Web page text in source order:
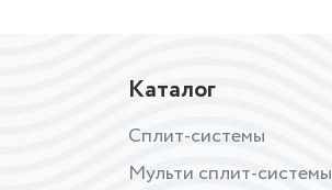
Каталог
Сплит-системы
Мульти сплит-системы